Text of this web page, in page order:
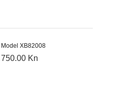
Model XB82008
750.00 Kn